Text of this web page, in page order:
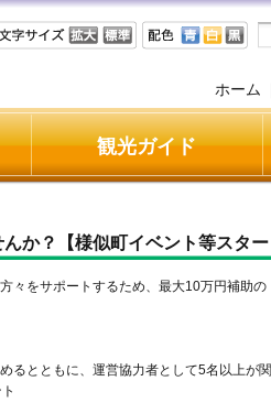
ホーム
観光ガイド
か？【様似町イベント等スタ
々をサポートするため、最大10万円補助
るとともに、運営協力者として5名以上が